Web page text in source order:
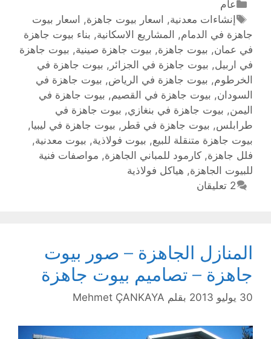
عام
إنشاءات معدنية, اسعار بيوت جاهزة, اسعار بيوت
جاهزة في الدمام, المشاريع الاسكانية, بناء بيوت جاهزة
في عمان, بيوت جاهزة, بيوت جاهزة صينية, بيوت جاهزة
في اربيل , بيوت جاهزة في الجزائر, بيوت جاهزة في
الخرطوم, بيوت جاهزة في الرياض , بيوت جاهزة في
السودان, بيوت جاهزة في القصيم, بيوت جاهزة في
اليمن, بيوت جاهزة في بنغازي, بيوت جاهزة في
طرابلس , بيوت جاهزة في قطر, بيوت جاهزة في ليبيا,
بيوت جاهزة متنقلة للبيع, بيوت فولاذية, بيوت معدنية,
فلل جاهزة, كارمود للمباني الجاهزة, مواصفات فنية
للبيوت الجاهزة, هياكل فولاذية
2 تعليقان
المنازل الجاهزة – صور بيوت
جاهزة – تصاميم بيوت جاهزة
30 يوليو 2013 بقلم Mehmet ÇANKAYA